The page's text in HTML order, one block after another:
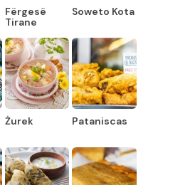
Fërgesë
Tirane
Soweto Kota
Żurek Pataniscas